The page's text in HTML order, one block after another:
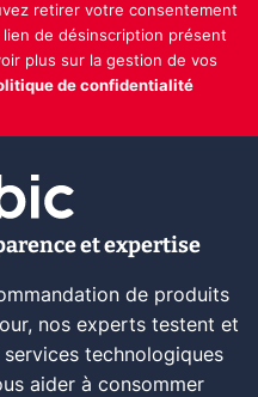
retirer votre consentement
de désinscription présent
plus sur la gestion de vos
de confidentialité
et expertise
de produits
nos experts testent et
technologiques
aider à consommer